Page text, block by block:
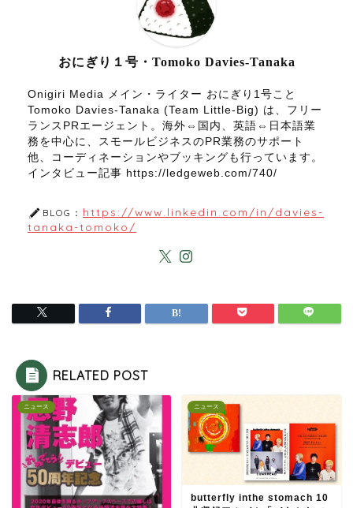
おにぎり１号・Tomoko Davies-Tanaka
Onigiri Media メイン・ライター おにぎり1号こと
Tomoko Davies-Tanaka (Team Little-Big) は、フリー
ランスPRエージェント。海外⇔国内、英語⇔日本語業
務を中心に、スモールビジネスのPR業務のサポート
他、コーディネーションやブッキングも行っています。
インタビュー記事 https://ledgeweb.com/740/
BLOG： https://www.linkedin.com/in/davies-
tanaka-tomoko/
RELATED POST
ニュース ニュース
butterfly inthe stomach 10